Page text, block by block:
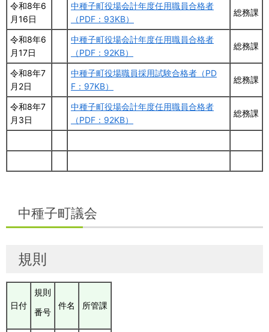
令和8年6
月16日
中種子町役場会計年度任用職員合格者
（PDF：93KB）
総務課
令和8年6
月17日
中種子町役場会計年度任用職員合格者
（PDF：92KB）
総務課
令和8年7
月2日
中種子町役場職員採用試験合格者（PD
F：97KB）
総務課
令和8年7
月3日
中種子町役場会計年度任用職員合格者
（PDF：92KB）
総務課
中種子町議会
規則
日付
規則
番号
件名 所管課